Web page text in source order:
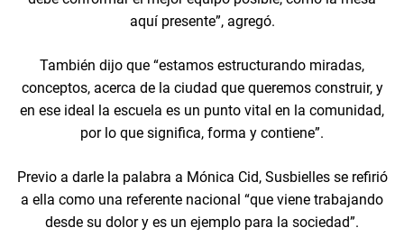
aquí presente”, agregó.
También dijo que “estamos estructurando miradas,
conceptos, acerca de la ciudad que queremos construir, y
en ese ideal la escuela es un punto vital en la comunidad,
por lo que significa, forma y contiene”.
Previo a darle la palabra a Mónica Cid, Susbielles se refirió
a ella como una referente nacional “que viene trabajando
desde su dolor y es un ejemplo para la sociedad”.